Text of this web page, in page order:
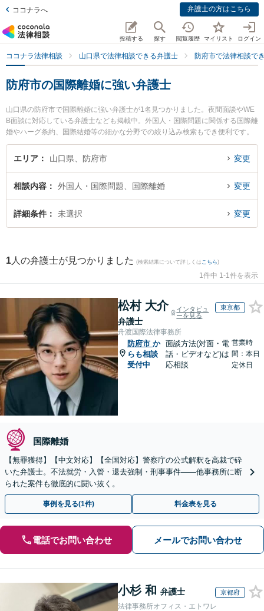
ココナラへ 弁護士の方はこちら
投稿する 探す 閲覧履歴 マイリスト ログイン
ココナラ法律相談 山口県で法律相談できる弁護士 防府市で法律相談で
防府市の国際離婚に強い弁護士
山口県の防府市で国際離婚に強い弁護士が1名見つかりました。夜間面談やWE
B面談に対応している弁護士なども掲載中。外国人・国際問題に関係する国際離
婚やハーグ条約、国際結婚等の細かな分野での絞り込み検索もでき便利です。
特に弁護士法人ONE 防府オフィスの宮嵜 秀典弁護士のプロフィール情報や弁護
士費用、強みなどが注目されています。『防府市で土日や夜間に発生した国際
できる防府市内の弁護士に相談予約したい』などでお困りの相談者さんにおす
すめです。
エリア 山口県、防府市 変更
相談内容 外国人・国際問題、国際離婚 変更
詳細条件 未選択 変更
1 人の弁護士が見つかりました (検索結果について詳しくは こちら)
1件中 1-1件を表示
松村 大介
弁護士
インタビュ
ーを見る
東京都
舟渡国際法律事務所
防府市 か
らも相談
受付中
面談方法(対面・電
話・ビデオなど)は
応相談
営業時
間：本日
定休日
国際離婚
【無罪獲得】【中文対応】【全国対応】警察庁の公式解釈を高裁で砕
いた弁護士。不法就労・入管・退去強制・刑事事件——他事務所に断
られた案件も徹底的に闘い抜く。
事例を見る(1件) 料金表を見る
電話でお問い合わせ メールでお問い合わせ
小杉 和 弁護士 京都府
法律事務所オフィス・エトワレ